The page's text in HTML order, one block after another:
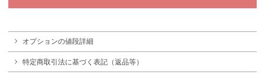
オプションの値段詳細
特定商取引法に基づく表記（返品等）